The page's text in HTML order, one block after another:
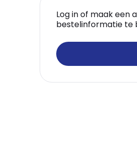
Log in of maak een
bestelinformatie te